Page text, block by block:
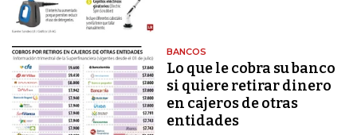
BANCOS
Lo que le cobra su banco
si quiere retirar dinero
en cajeros de otras
entidades